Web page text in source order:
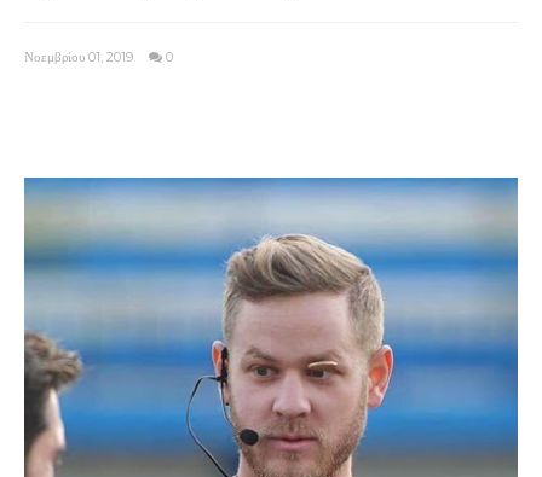
Νοεμβρίου 01, 2019 0